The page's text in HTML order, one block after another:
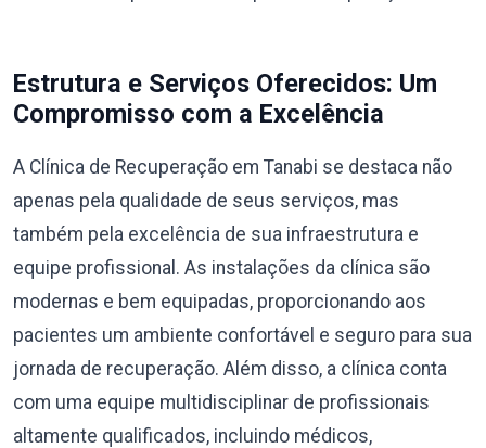
Estrutura e Serviços Oferecidos: Um
Compromisso com a Excelência
A Clínica de Recuperação em Tanabi se destaca não
apenas pela qualidade de seus serviços, mas
também pela excelência de sua infraestrutura e
equipe profissional. As instalações da clínica são
modernas e bem equipadas, proporcionando aos
pacientes um ambiente confortável e seguro para sua
jornada de recuperação. Além disso, a clínica conta
com uma equipe multidisciplinar de profissionais
altamente qualificados, incluindo médicos,